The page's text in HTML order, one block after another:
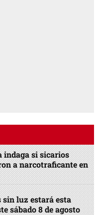
indaga si sicarios
a narcotraficante en
sin luz estará esta
sábado 8 de agosto